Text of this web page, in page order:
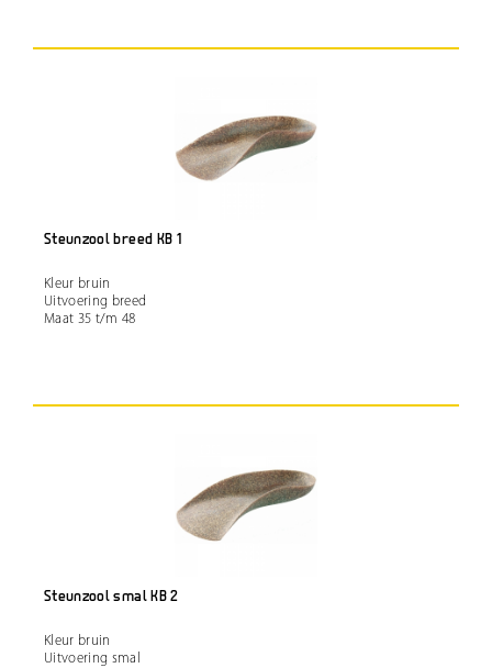
Steunzool breed KB 1
Kleur bruin
Uitvoering breed
Maat 35 t/m 48
Steunzool smal KB 2
Kleur bruin
Uitvoering smal